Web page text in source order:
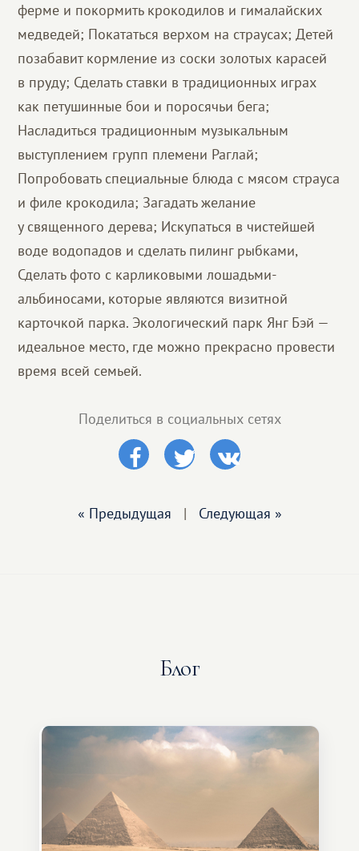
ферме и покормить крокодилов и гималайских
медведей; Покататься верхом на страусах; Детей
позабавит кормление из соски золотых карасей
в пруду; Сделать ставки в традиционных играх
как петушинные бои и поросячьи бега;
Насладиться традиционным музыкальным
выступлением групп племени Раглай;
Попробовать специальные блюда с мясом страуса
и филе крокодила; Загадать желание
у священного дерева; Искупаться в чистейшей
воде водопадов и сделать пилинг рыбками,
Сделать фото с карликовыми лошадьми-
альбиносами, которые являются визитной
карточкой парка. Экологический парк Янг Бэй —
идеальное место, где можно прекрасно провести
время всей семьей.
Поделиться в социальных сетях
« Предыдущая | Следующая »
Блог